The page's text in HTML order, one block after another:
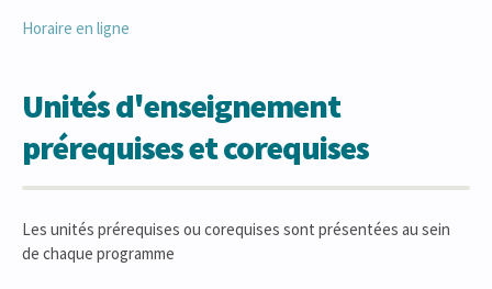
Horaire en ligne
Unités d'enseignement
prérequises et corequises
Les unités prérequises ou corequises sont présentées au sein
de chaque programme